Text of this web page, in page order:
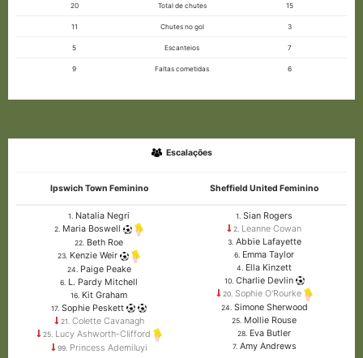
20 Total de chutes 15
11 Chutes no gol 3
5 Escanteios 7
9 Faltas cometidas 6
Escalações
Ipswich Town Feminino Sheffield United Feminino
1. Natalia Negri
2. Maria Boswell
22. Beth Roe
23. Kenzie Weir
24. Paige Peake
6. L. Pardy Mitchell
16. Kit Graham
17. Sophie Peskett
21. Colette Cavanagh
25.Lucy Ashworth-Clifford
99. Princess Ademiluyi
1. Sian Rogers
2. Leanne Cowan
3.Abbie Lafayette
6. Emma Taylor
4. Ella Kinzett
10.Charlie Devlin
20.Sophie O'Rourke
24. Simone Sherwood
25. Mollie Rouse
28. Eva Butler
7.Amy Andrews